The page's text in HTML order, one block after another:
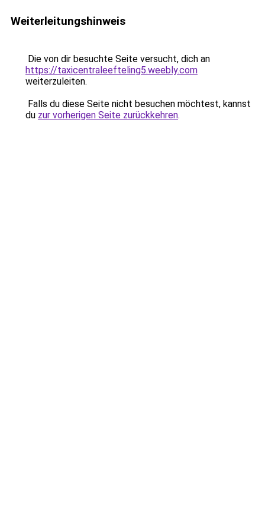
Weiterleitungshinweis
Die von dir besuchte Seite versucht, dich an
https://taxicentraleefteling5.weebly.com
weiterzuleiten.
Falls du diese Seite nicht besuchen möchtest, kannst
du zur vorherigen Seite zurückkehren.